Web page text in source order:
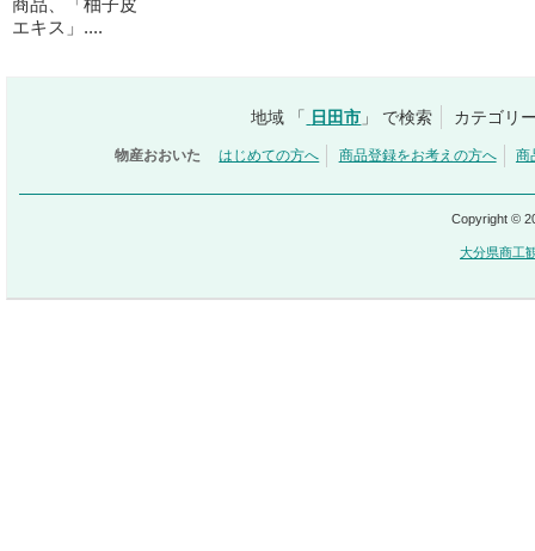
商品、「柚子皮
エキス」....
地域 「 日田市 」 で検索 カテゴリ
物産おおいた はじめての方へ 商品登録をお考えの方へ 商
Copyright ©
大分県商工